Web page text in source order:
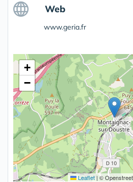
Web
www.geria.fr
+
−
Leaflet |©